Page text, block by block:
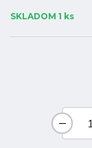
SKLADOM 1 ks